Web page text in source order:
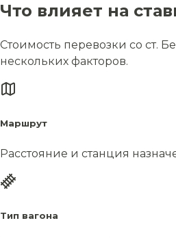
Что влияет на
Стоимость перевозки со ст.
нескольких факторов.
Маршрут
Расстояние и станция
Тип вагона